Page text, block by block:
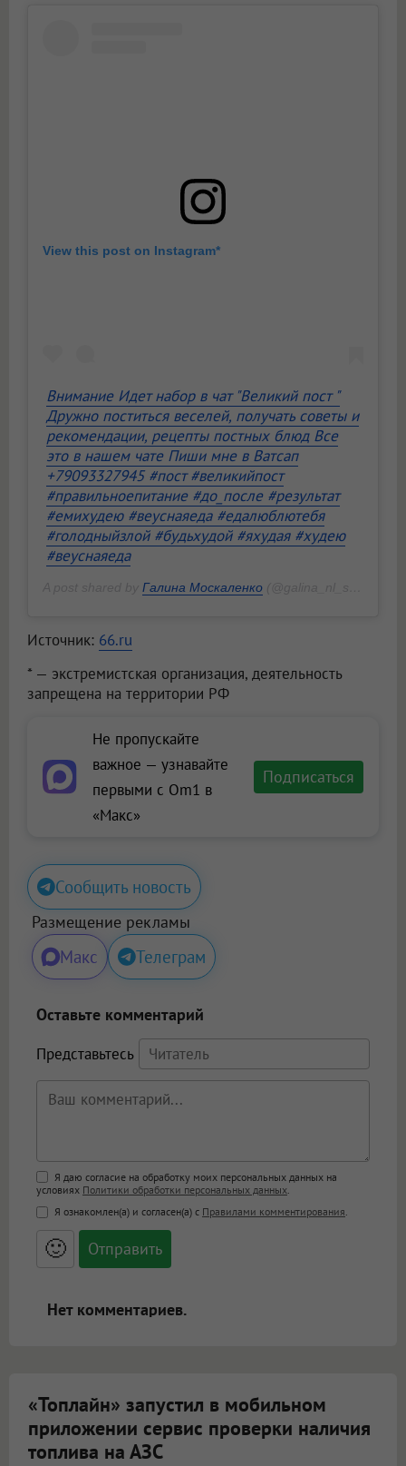
View this post on Instagram*
Внимание Идет набор в чат "Великий пост "
Дружно поститься веселей, получать советы и
рекомендации, рецепты постных блюд Все
это в нашем чате Пиши мне в Ватсап
+79093327945 #пост #великийпост
#правильноепитание #до_после #результат
#емихудею #веуснаяеда #едалюблютебя
#голодныйзлой #будьхудой #яхудая #худею
#веуснаяеда
Галина Москаленко
Источник: 66.ru
* — экстремистская организация, деятельность
запрещена на территории РФ
Не пропускайте
важное — узнавайте
первыми с Om1 в
«Макс»
Подписаться
Сообщить новость
Размещение рекламы
Макс Телеграм
Оставьте комментарий
Представьтесь
Поддержка HTML
<b>, <strong>, <u>, <i>, <em>, <s>, <big>,
<small>, <sup>, <sub>, <pre>, <ul>, <ol>, <li>,
<blockquote>, <code> экранирует HTML,
адреса URL автоматически становятся
ссылками, и [img]адрес[/img] будет
Я даю согласие на обработку моих персональных данных на
условиях Политики обработки персональных данных.
Я ознакомлен(а) и согласен(а) с Правилами комментирования.
🙂
Нет комментариев.
«Топлайн» запустил в мобильном
приложении сервис проверки наличия
топлива на АЗС